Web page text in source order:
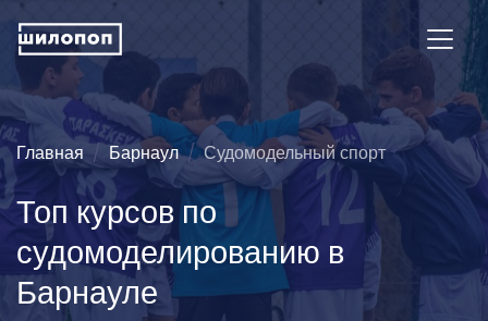
Главная Барнаул Судомодельный спорт
Топ курсов по
судомоделированию в
Барнауле